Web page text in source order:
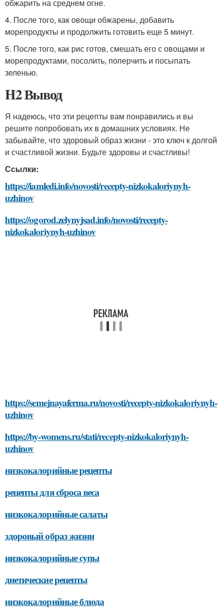
обжарить на среднем огне.
4. После того, как овощи обжарены, добавить
морепродукты и продолжить готовить еще 5 минут.
5. После того, как рис готов, смешать его с овощами и
морепродуктами, посолить, поперчить и посыпать
зеленью.
H2 Вывод
Я надеюсь, что эти рецепты вам понравились и вы
решите попробовать их в домашних условиях. Не
забывайте, что здоровый образ жизни - это ключ к долгой
и счастливой жизни. Будьте здоровы и счастливы!
Ссылки:
https://iamledi.info/novosti/recepty-nizkokaloriynyh-
uzhinov
https://ogorod.zelynyjsad.info/novosti/recepty-
nizkokaloriynyh-uzhinov
https://semejnayaferma.ru/novosti/recepty-nizkokaloriynyh-
uzhinov
https://by-womens.ru/stati/recepty-nizkokaloriynyh-
uzhinov
низкокалорийные рецепты
рецепты для сброса веса
низкокалорийные салаты
здоровый образ жизни
низкокалорийные супы
диетические рецепты
низкокалорийные блюда